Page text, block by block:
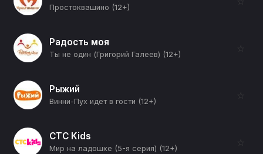
Простоквашино (12+)
Радость моя
Ты не один (Григорий Галеев) (12+)
☆
Рыжий
Винни-Пух идет в гости (12+)
☆
СТС Kids
Мир на ладошке (5-я серия) (12+)
☆